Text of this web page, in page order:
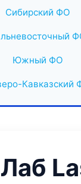
Сибирский ФО
Южный ФО
Кавказский